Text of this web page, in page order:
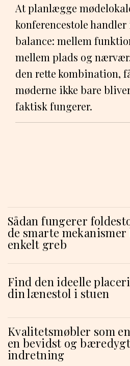
At planlægge
konferencestole handler
balance: mellem
mellem plads og
den rette kombination,
møderne ikke bare
faktisk fungerer.
Sådan fungerer
de smarte mekanismer
enkelt greb
Find den ideelle
din lænestol i stuen
Kvalitetsmøbler som
en bevidst og
indretning